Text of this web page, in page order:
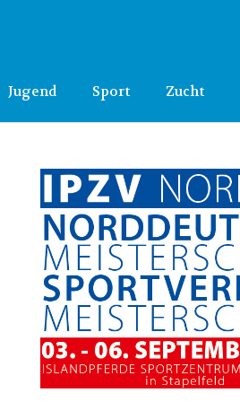
Jugend Sport Zucht